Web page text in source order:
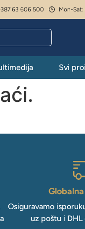
63 606 500 Mon-
Svi
Osiguravamo
uz poštu i